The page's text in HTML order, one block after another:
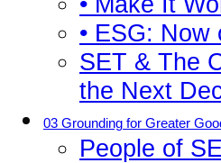
• ESG: Now
SET & The
the Next
03 Grounding for Greater
People of